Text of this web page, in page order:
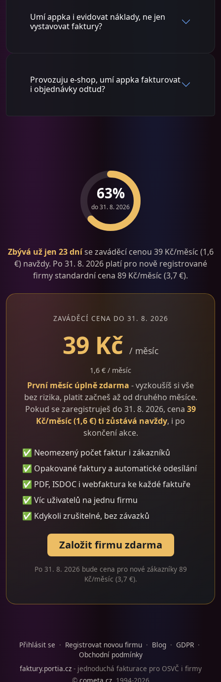
Umí appka i evidovat náklady, ne jen
vystavovat faktury?
Provozuju e-shop, umí appka fakturovat
i objednávky odtud?
63%
do 31. 8. 2026
Zbývá už jen 23 dníse zaváděcí cenou 39 Kč/měsíc (1,6
€) navždy. Po 31. 8. 2026 platí pro nově registrované
firmy standardní cena 89 Kč/měsíc (3,7 €).
ZAVÁDĚCÍ CENA DO 31. 8. 2026
39 Kč / měsíc
1,6 € / měsíc
První měsíc úplně zdarma - vyzkoušíš si vše
bez rizika, platit začneš až od druhého měsíce.
Pokud se zaregistruješ do 31. 8. 2026, cena 39
Kč/měsíc (1,6 €) ti zůstává navždy, i po
skončení akce.
✅ Neomezený počet faktur i zákazníků
✅ Opakované faktury a automatické odesílání
✅ PDF, ISDOC i webfaktura ke každé faktuře
✅ Víc uživatelů na jednu firmu
✅ Kdykoli zrušitelné, bez závazků
Založit firmu zdarma
Po 31. 8. 2026 bude cena pro nové zákazníky 89
Kč/měsíc (3,7 €).
Přihlásit se · Registrovat novou firmu · Blog · GDPR ·
Obchodní podmínky
faktury.portia.cz- jednoduchá fakturace pro OSVČ i firmy